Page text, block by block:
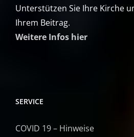
Unterstützen Sie Ihre Kirche
Ihrem Beitrag.
Weitere Infos hier
SERVICE
COVID 19 – Hinweise